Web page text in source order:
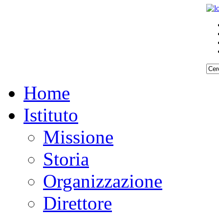
Home
Istituto
Missione
Storia
Organizzazione
Direttore